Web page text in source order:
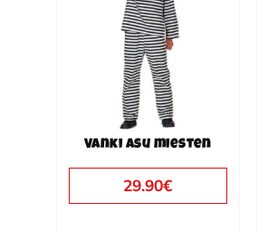
Vanki asu miesten
29.90€
useampi
muunnelma.
valinnat
tuotteen
sivulla.